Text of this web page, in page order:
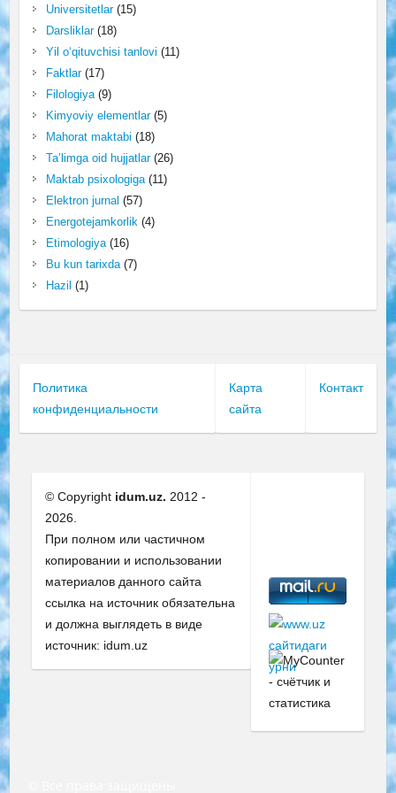
Universitetlar(15)
Darsliklar(18)
Yil o‘qituvchisi tanlovi (11)
Faktlar(17)
Filologiya(9)
Kimyoviy elementlar(5)
Mahorat maktabi (18)
Ta’limga oid hujjatlar(26)
Maktab psixologiga(11)
Elektron jurnal (57)
Energotejamkorlik(4)
Etimologiya(16)
Bu kun tarixda(7)
Hazil (1)
Политика
конфиденциальности
Карта
сайта
Контакт
© Copyright idum.uz. 2012 -
2026.
При полном или частичном
копировании и использовании
материалов данного сайта
ссылка на источник обязательна
и должна выглядеть в виде
источник: idum.uz